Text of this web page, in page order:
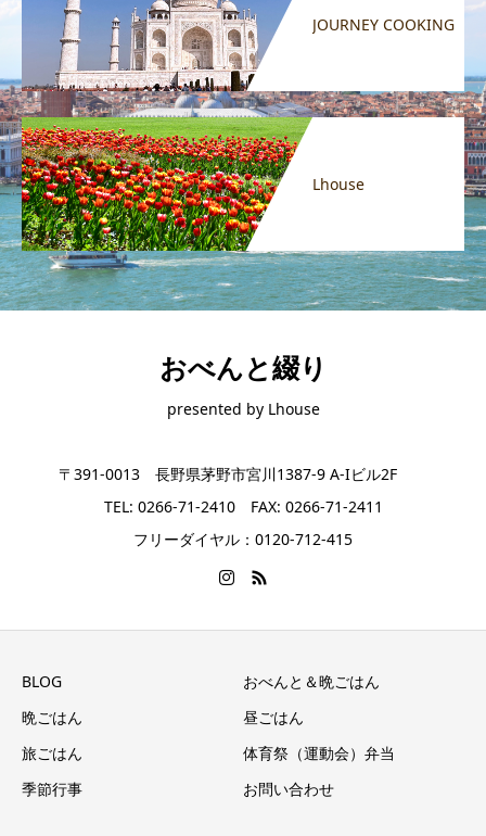
JOURNEY COOKING
Lhouse
おべんと綴り
presented by Lhouse
〒391-0013 長野県茅野市宮川1387-9 A-Iビル2F
TEL: 0266-71-2410 FAX: 0266-71-2411
フリーダイヤル：0120-712-415
BLOG
おべんと＆晩ごはん
晩ごはん
昼ごはん
旅ごはん
体育祭（運動会）弁当
季節行事
お問い合わせ